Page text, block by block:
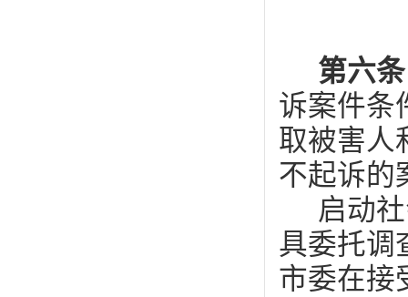
第六
诉案件条
取被害人
不起诉的
启动
具委托调
市委在接